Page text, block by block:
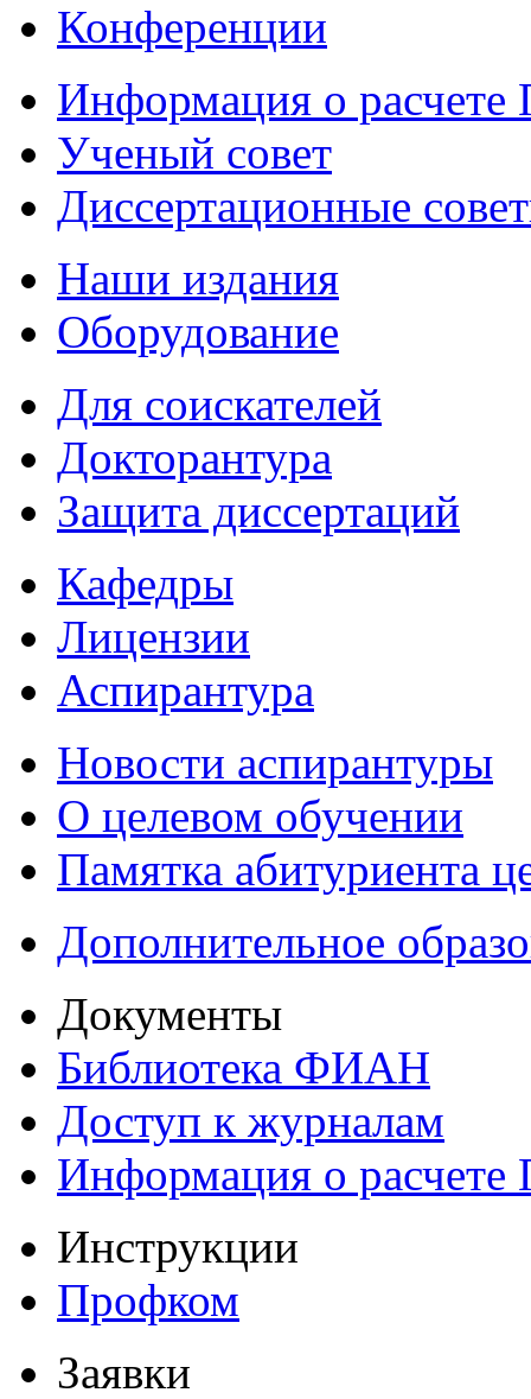
Конференции
Информация о
Ученый совет
Диссертационные
Наши издания
Оборудование
Для соискателей
Докторантура
Защита диссертаций
Кафедры
Лицензии
Аспирантура
Новости аспирантуры
О целевом обучении
Памятка абитуриента
Дополнительное
Документы
Библиотека ФИАН
Доступ к журналам
Информация о
Инструкции
Профком
Заявки